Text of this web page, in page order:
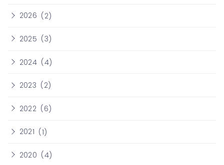
2026 (2)
2025 (3)
2024 (4)
2023 (2)
2022 (6)
2021 (1)
2020 (4)